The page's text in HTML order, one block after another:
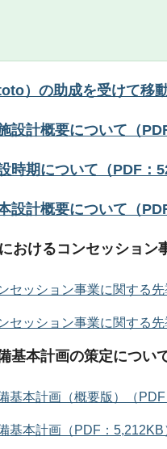
）の助成を受けて移
設計概要について（
時期について（PDF：
設計概要について（
おけるコンセッション
セッション事業に関する
セッション事業に関する
基本計画の策定につい
基本計画（概要版）（PDF
基本計画（PDF：5,212KB